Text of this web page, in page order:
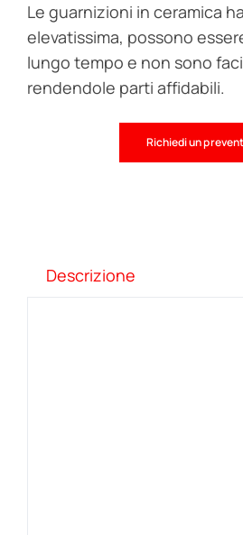
Le guarnizioni in ceramica
elevatissima, possono
lungo tempo e non sono
rendendole parti affidabili.
Richiedi un
Descrizione